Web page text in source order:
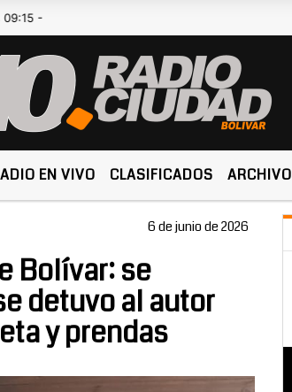
EN VIVO CLASIFICADOS ARCHIVO
6 de junio de 2026
Bolívar: se
detuvo al autor
y prendas